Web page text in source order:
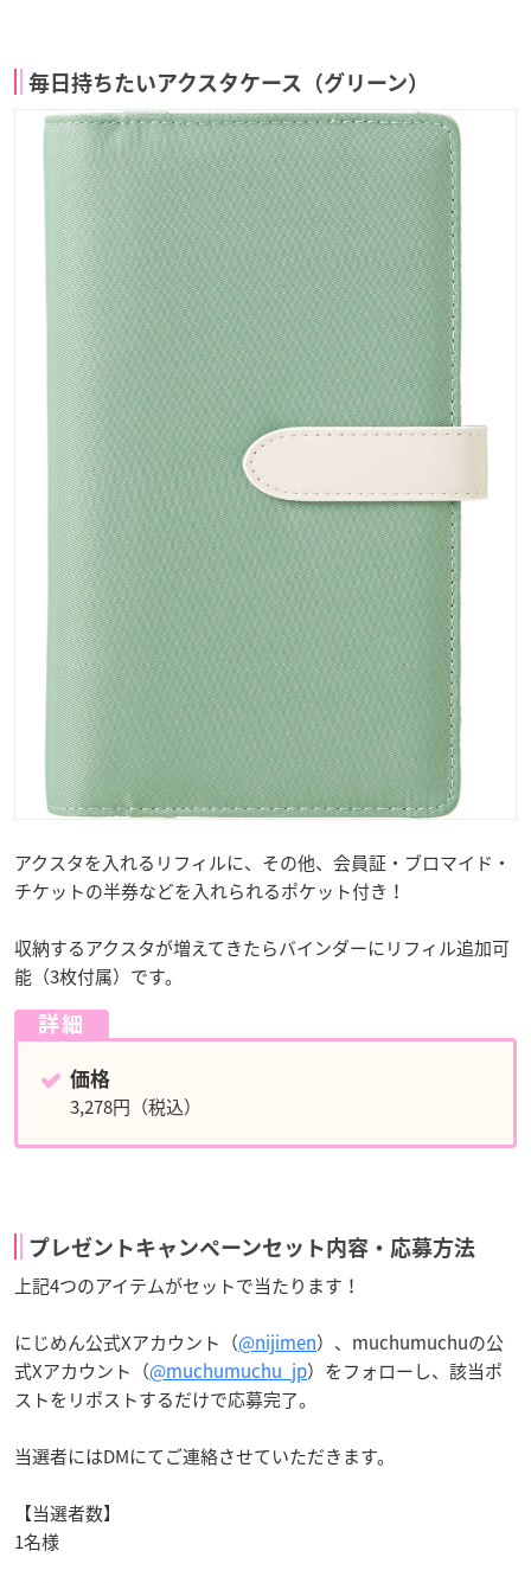
毎日持ちたいアクスタケース（グリーン）
アクスタを入れるリフィルに、その他、会員証・ブロマイド・
チケットの半券などを入れられるポケット付き！
収納するアクスタが増えてきたらバインダーにリフィル追加可
能（3枚付属）です。
詳細
価格
3,278円（税込）
プレゼントキャンペーンセット内容・応募方法
上記4つのアイテムがセットで当たります！
にじめん公式Xアカウント（@nijimen）、muchumuchuの公
式Xアカウント（@muchumuchu_jp）をフォローし、該当ポ
ストをリポストするだけで応募完了。
当選者にはDMにてご連絡させていただきます。
【当選者数】
1名様